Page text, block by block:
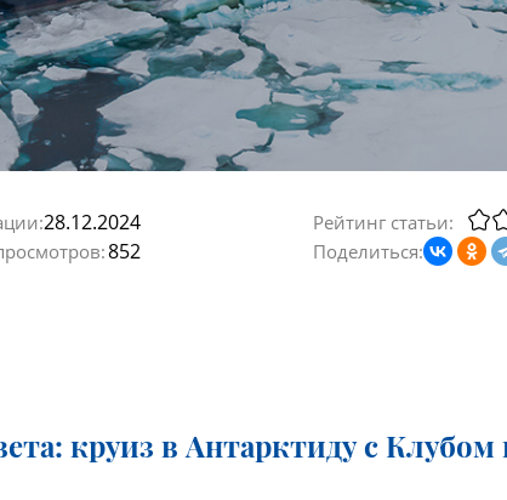
28.12.2024
852
Рейтинг статьи:
Поделиться:
круиз в Антарктиду с